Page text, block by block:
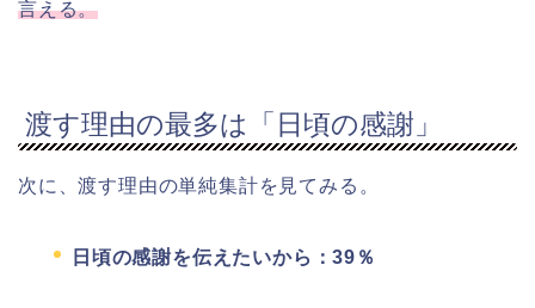
言える。
渡す理由の最多は「日頃の感謝」
次に、渡す理由の単純集計を見てみる。
日頃の感謝を伝えたいから：39％